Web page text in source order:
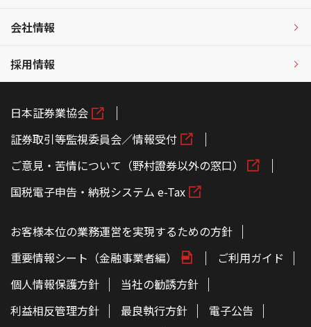
会社情報
採用情報
日本証券業協会
証券取引等監視委員会／情報受付
ご意見・苦情について（野村證券以外の窓口）
国税電子申告・納税システム e-Tax
お客様本位の業務運営を実現するための方針
重要情報シート（金融事業者編）
ご利用ガイド
個人情報保護方針
当社の勧誘方針
利益相反管理方針
最良執行方針
電子公告